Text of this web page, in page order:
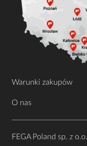
Warunki zakupów
O nas
FEGA Poland sp. z o.o.